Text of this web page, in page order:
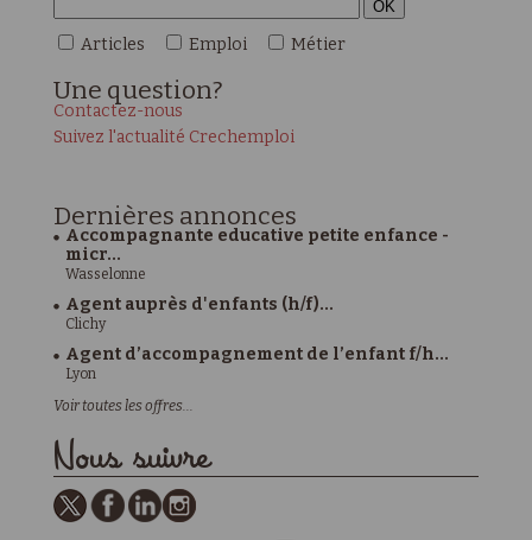
Articles Emploi Métier
Une question?
Contactez-nous
Suivez l'actualité Crechemploi
Dernières annonces
Accompagnante educative petite enfance -
micr...
Wasselonne
Agent auprès d'enfants (h/f)...
Clichy
Agent d’accompagnement de l’enfant f/h...
Lyon
Voir toutes les offres...
Nous suivre